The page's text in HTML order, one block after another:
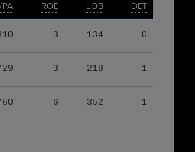
PA ROE LOB DET
3 134 0
3 218 1
6 352 1